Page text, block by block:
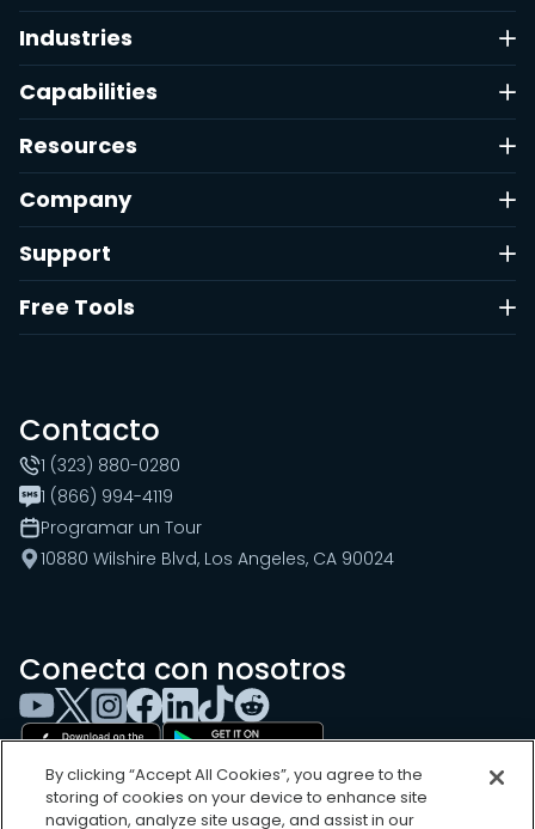
Industries
Capabilities
Resources
Company
Support
Free Tools
Contacto
1 (323) 880-0280
1 (866) 994-4119
Programar un Tour
10880 Wilshire Blvd, Los Angeles, CA 90024
Conecta con nosotros
By clicking “Accept All Cookies”, you agree to the
storing of cookies on your device to enhance site
navigation, analyze site usage, and assist in our